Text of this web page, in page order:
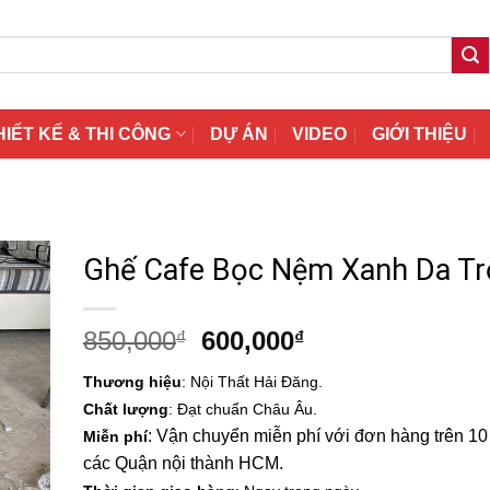
KẾ & THI CÔNG DỰ ÁN VIDEO GIỚI THIỆU
Ghế Cafe Bọc Nệm Xanh Da
850,000₫
Giá
là:
850,000₫.
600,000₫Giá
tại
là:
600,000₫.
Thương hiệu: Nội Thất Hải Đăng.
Chất lượng: Đạt chuẩn Châu Âu.
Miễn phí: Vận chuyển miễn phí với đơn hàng trên 10
các Quận nội thành HCM.